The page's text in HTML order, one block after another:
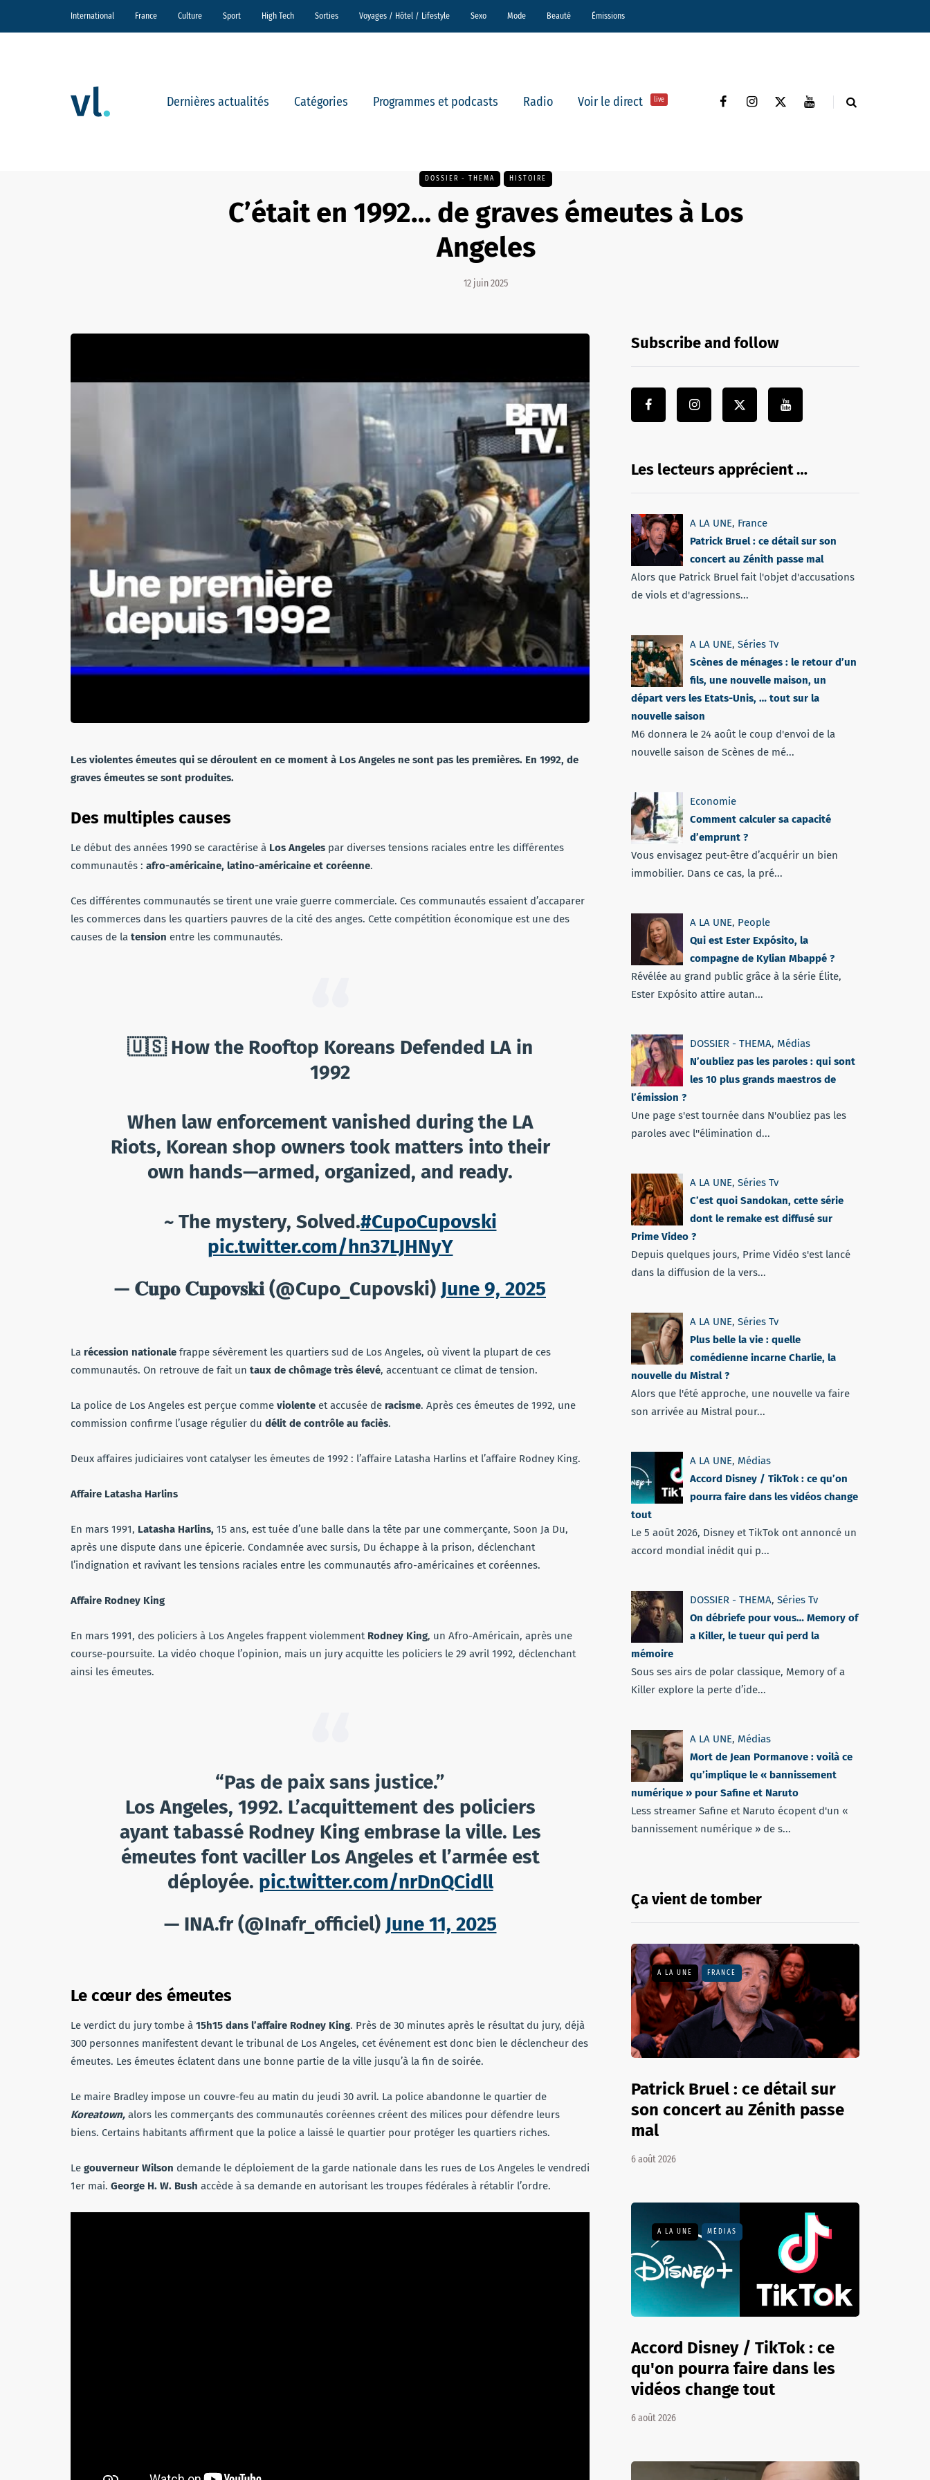
International France Culture Sport High Tech Sorties Voyages / Hôtel / Lifestyle Sexo Mode Beauté Émissions
Dernières actualités Catégories Programmes et podcasts Radio Voir le direct live
DOSSIER - THEMA HISTOIRE
C’était en 1992… de graves émeutes à Los
Angeles
12 juin 2025
Les violentes émeutes qui se déroulent en ce moment à Los Angeles ne sont pas les premières. En 1992, de
graves émeutes se sont produites.
Des multiples causes
Le début des années 1990 se caractérise à Los Angeles par diverses tensions raciales entre les différentes
communautés : afro-américaine, latino-américaine et coréenne.
Ces différentes communautés se tirent une vraie guerre commerciale. Ces communautés essaient d’accaparer
les commerces dans les quartiers pauvres de la cité des anges. Cette compétition économique est une des
causes de la tension entre les communautés.
🇺🇸 How the Rooftop Koreans Defended LA in
1992
When law enforcement vanished during the LA
Riots, Korean shop owners took matters into their
own hands—armed, organized, and ready.
~ The mystery, Solved.#CupoCupovski
pic.twitter.com/hn37LJHNyY
— 𝐂𝐮𝐩𝐨 𝐂𝐮𝐩𝐨𝐯𝐬𝐤𝐢 (@Cupo_Cupovski) June 9, 2025
La récession nationale frappe sévèrement les quartiers sud de Los Angeles, où vivent la plupart de ces
communautés. On retrouve de fait un taux de chômage très élevé, accentuant ce climat de tension.
La police de Los Angeles est perçue comme violente et accusée de racisme. Après ces émeutes de 1992, une
commission confirme l’usage régulier du délit de contrôle au faciès.
Deux affaires judiciaires vont catalyser les émeutes de 1992 : l’affaire Latasha Harlins et l’affaire Rodney King.
Affaire Latasha Harlins
En mars 1991, Latasha Harlins, 15 ans, est tuée d’une balle dans la tête par une commerçante, Soon Ja Du,
après une dispute dans une épicerie. Condamnée avec sursis, Du échappe à la prison, déclenchant
l’indignation et ravivant les tensions raciales entre les communautés afro-américaines et coréennes.
Affaire Rodney King
En mars 1991, des policiers à Los Angeles frappent violemment Rodney King, un Afro-Américain, après une
course-poursuite. La vidéo choque l’opinion, mais un jury acquitte les policiers le 29 avril 1992, déclenchant
ainsi les émeutes.
“Pas de paix sans justice.”
Los Angeles, 1992. L’acquittement des policiers
ayant tabassé Rodney King embrase la ville. Les
émeutes font vaciller Los Angeles et l’armée est
déployée. pic.twitter.com/nrDnQCidll
— INA.fr (@Inafr_officiel) June 11, 2025
Le cœur des émeutes
Le verdict du jury tombe à 15h15 dans l’affaire Rodney King. Près de 30 minutes après le résultat du jury, déjà
300 personnes manifestent devant le tribunal de Los Angeles, cet événement est donc bien le déclencheur des
émeutes. Les émeutes éclatent dans une bonne partie de la ville jusqu’à la fin de soirée.
Le maire Bradley impose un couvre-feu au matin du jeudi 30 avril. La police abandonne le quartier de
Koreatown, alors les commerçants des communautés coréennes créent des milices pour défendre leurs
biens. Certains habitants affirment que la police a laissé le quartier pour protéger les quartiers riches.
Le gouverneur Wilson demande le déploiement de la garde nationale dans les rues de Los Angeles le vendredi
1er mai. George H. W. Bush accède à sa demande en autorisant les troupes fédérales à rétablir l’ordre.
Subscribe and follow
Les lecteurs apprécient …
A LA UNE, France
Patrick Bruel : ce détail sur son
concert au Zénith passe mal
Alors que Patrick Bruel fait l'objet d'accusations
de viols et d'agressions...
A LA UNE, Séries Tv
Scènes de ménages : le retour d’un
fils, une nouvelle maison, un
départ vers les Etats-Unis, … tout sur la
nouvelle saison
M6 donnera le 24 août le coup d'envoi de la
nouvelle saison de Scènes de mé...
Economie
Comment calculer sa capacité
d’emprunt ?
Vous envisagez peut-être d’acquérir un bien
immobilier. Dans ce cas, la pré...
A LA UNE, People
Qui est Ester Expósito, la
compagne de Kylian Mbappé ?
Révélée au grand public grâce à la série Élite,
Ester Expósito attire autan...
DOSSIER - THEMA, Médias
N’oubliez pas les paroles : qui sont
les 10 plus grands maestros de
l’émission ?
Une page s'est tournée dans N'oubliez pas les
paroles avec l''élimination d...
A LA UNE, Séries Tv
C’est quoi Sandokan, cette série
dont le remake est diffusé sur
Prime Video ?
Depuis quelques jours, Prime Vidéo s'est lancé
dans la diffusion de la vers...
A LA UNE, Séries Tv
Plus belle la vie : quelle
comédienne incarne Charlie, la
nouvelle du Mistral ?
Alors que l'été approche, une nouvelle va faire
son arrivée au Mistral pour...
A LA UNE, Médias
Accord Disney / TikTok : ce qu’on
pourra faire dans les vidéos change
tout
Le 5 août 2026, Disney et TikTok ont annoncé un
accord mondial inédit qui p...
DOSSIER - THEMA, Séries Tv
On débriefe pour vous… Memory of
a Killer, le tueur qui perd la
mémoire
Sous ses airs de polar classique, Memory of a
Killer explore la perte d’ide...
A LA UNE, Médias
Mort de Jean Pormanove : voilà ce
qu’implique le « bannissement
numérique » pour Safine et Naruto
Less streamer Safine et Naruto écopent d'un «
bannissement numérique » de s...
Ça vient de tomber
A LA UNE FRANCE
Patrick Bruel : ce détail sur
son concert au Zénith passe
mal
6 août 2026
A LA UNE MÉDIAS
Accord Disney / TikTok : ce
qu'on pourra faire dans les
vidéos change tout
6 août 2026